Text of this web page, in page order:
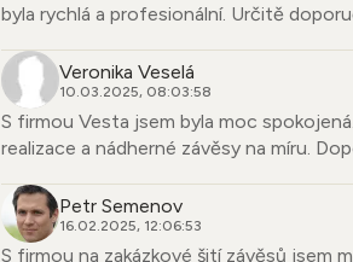
byla rychlá a profesionální. Určitě
Veronika Veselá
10.03.2025, 08:03:58
S firmou Vesta jsem byla moc
realizace a nádherné závěsy na míru.
Petr Semenov
16.02.2025, 12:06:53
S firmou na zakázkové šití závěsů jsem